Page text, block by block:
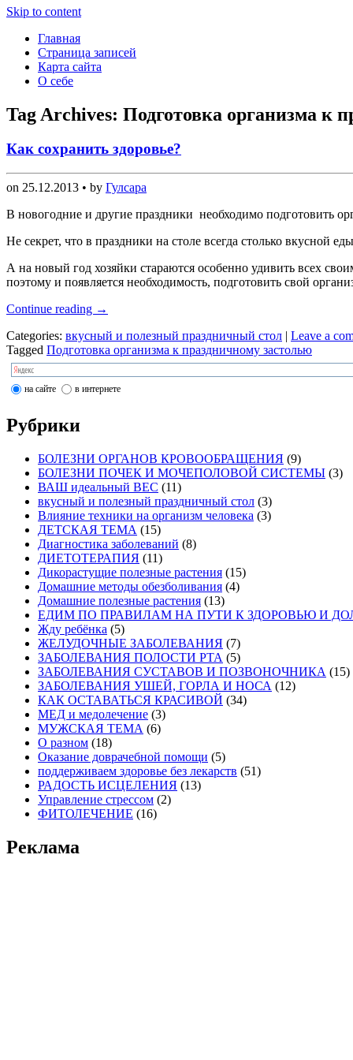
Skip to content
Главная
Страница записей
Карта сайта
О себе
Tag Archives: Подготовка организма к
Как сохранить здоровье?
on 25.12.2013 • by Гулсара
В новогодние и другие праздники необходимо подготовить
Не секрет, что в праздники на столе всегда столько вкусной
А на новый год хозяйки стараются особенно удивить всех
поэтому и появляется необходимость, подготовить свой
Continue reading →
Categories: вкусный и полезный праздничный стол | Leave a
Tagged Подготовка организма к праздничному застолью
на сайте в интернете
Рубрики
БОЛЕЗНИ ОРГАНОВ КРОВООБРАЩЕНИЯ (9)
БОЛЕЗНИ ПОЧЕК И МОЧЕПОЛОВОЙ СИСТЕМЫ (3)
ВАШ идеальный ВЕС (11)
вкусный и полезный праздничный стол (3)
Влияние техники на организм человека (3)
ДЕТСКАЯ ТЕМА (15)
Диагностика заболеваний (8)
ДИЕТОТЕРАПИЯ (11)
Дикорастущие полезные растения (15)
Домашние методы обезболивания (4)
Домашние полезные растения (13)
ЕДИМ ПО ПРАВИЛАМ НА ПУТИ К ЗДОРОВЬЮ И
Жду ребёнка (5)
ЖЕЛУДОЧНЫЕ ЗАБОЛЕВАНИЯ (7)
ЗАБОЛЕВАНИЯ ПОЛОСТИ РТА (5)
ЗАБОЛЕВАНИЯ СУСТАВОВ И ПОЗВОНОЧНИКА (15)
ЗАБОЛЕВАНИЯ УШЕЙ, ГОРЛА И НОСА (12)
КАК ОСТАВАТЬСЯ КРАСИВОЙ (34)
МЕД и медолечение (3)
МУЖСКАЯ ТЕМА (6)
О разном (18)
Оказание доврачебной помощи (5)
поддерживаем здоровье без лекарств (51)
РАДОСТЬ ИСЦЕЛЕНИЯ (13)
Управление стрессом (2)
ФИТОЛЕЧЕНИЕ (16)
Реклама